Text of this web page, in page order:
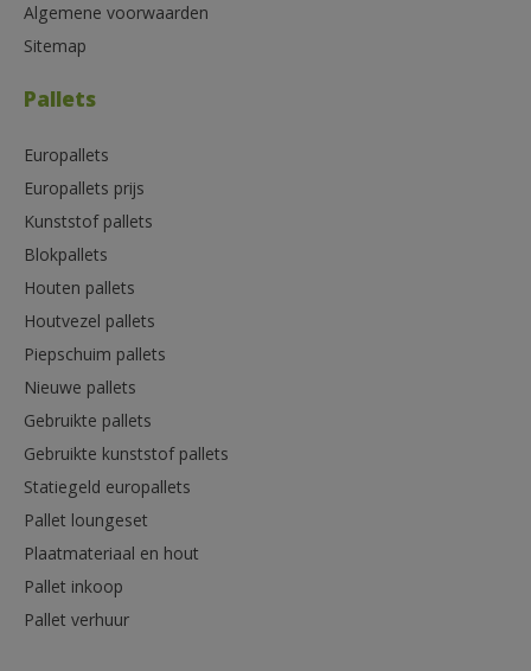
Algemene voorwaarden
Sitemap
Pallets
Europallets
Europallets prijs
Kunststof pallets
Blokpallets
Houten pallets
Houtvezel pallets
Piepschuim pallets
Nieuwe pallets
Gebruikte pallets
Gebruikte kunststof pallets
Statiegeld europallets
Pallet loungeset
Plaatmateriaal en hout
Pallet inkoop
Pallet verhuur